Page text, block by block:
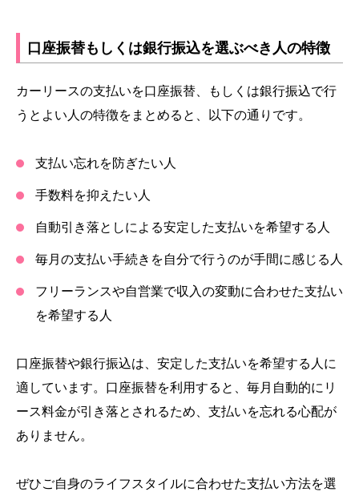
口座振替もしくは銀行振込を選ぶべき人の特徴
カーリースの支払いを口座振替、もしくは銀行振込で行
うとよい人の特徴をまとめると、以下の通りです。
支払い忘れを防ぎたい人
手数料を抑えたい人
自動引き落としによる安定した支払いを希望する人
毎月の支払い手続きを自分で行うのが手間に感じる人
フリーランスや自営業で収入の変動に合わせた支払い
を希望する人
口座振替や銀行振込は、安定した支払いを希望する人に
適しています。口座振替を利用すると、毎月自動的にリ
ース料金が引き落とされるため、支払いを忘れる心配が
ありません。
ぜひご自身のライフスタイルに合わせた支払い方法を選